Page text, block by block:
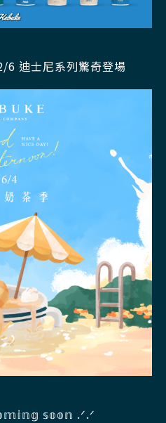
迪士尼系列驚奇登場
𝕤𝕠𝕠𝕟 .ᐟ‪‪.ᐟ